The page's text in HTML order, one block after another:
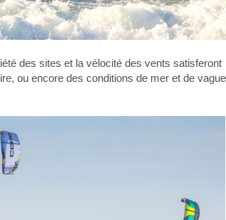
des sites et la vélocité des vents satisferont
ou encore des conditions de mer et de vague